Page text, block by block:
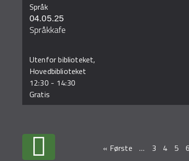
Språk
04.05.25
Språkkafe
Utenfor biblioteket,
Hovedbiblioteket
12:30 - 14:30
Gratis
« Første … 3 4 5 6